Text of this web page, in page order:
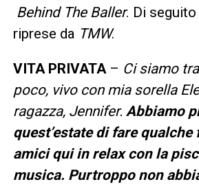
Behind The Baller. Di
riprese da TMW.
VITA PRIVATA– Ci siamo
poco, vivo con mia sorella
ragazza, Jennifer. Abbiamo
quest’estate di fare
amici qui in relax con la
musica. Purtroppo non